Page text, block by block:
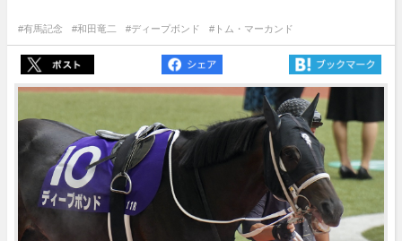
#有馬記念 #和田竜二 #ディープボンド #トム・マーカンド